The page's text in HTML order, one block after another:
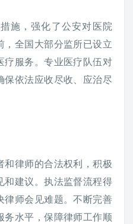
施，强化了公安对医院
，全国大部分监所已设立
疗服务。专业医疗队伍对
依法应收尽收、应治尽
律师的合法权利，积极
和建议。执法监督流程得
律师会见难题。不断完善
水平，保障律师工作顺